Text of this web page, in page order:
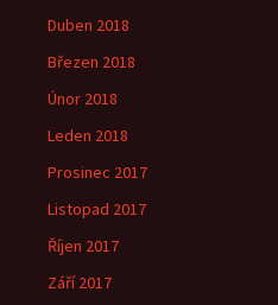
Duben 2018
Březen 2018
Únor 2018
Leden 2018
Prosinec 2017
Listopad 2017
Říjen 2017
Září 2017